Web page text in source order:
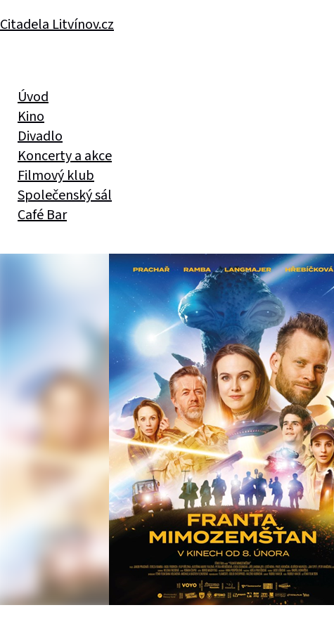
Citadela Litvínov.cz
Úvod
Kino
Divadlo
Koncerty a akce
Filmový klub
Společenský sál
Café Bar